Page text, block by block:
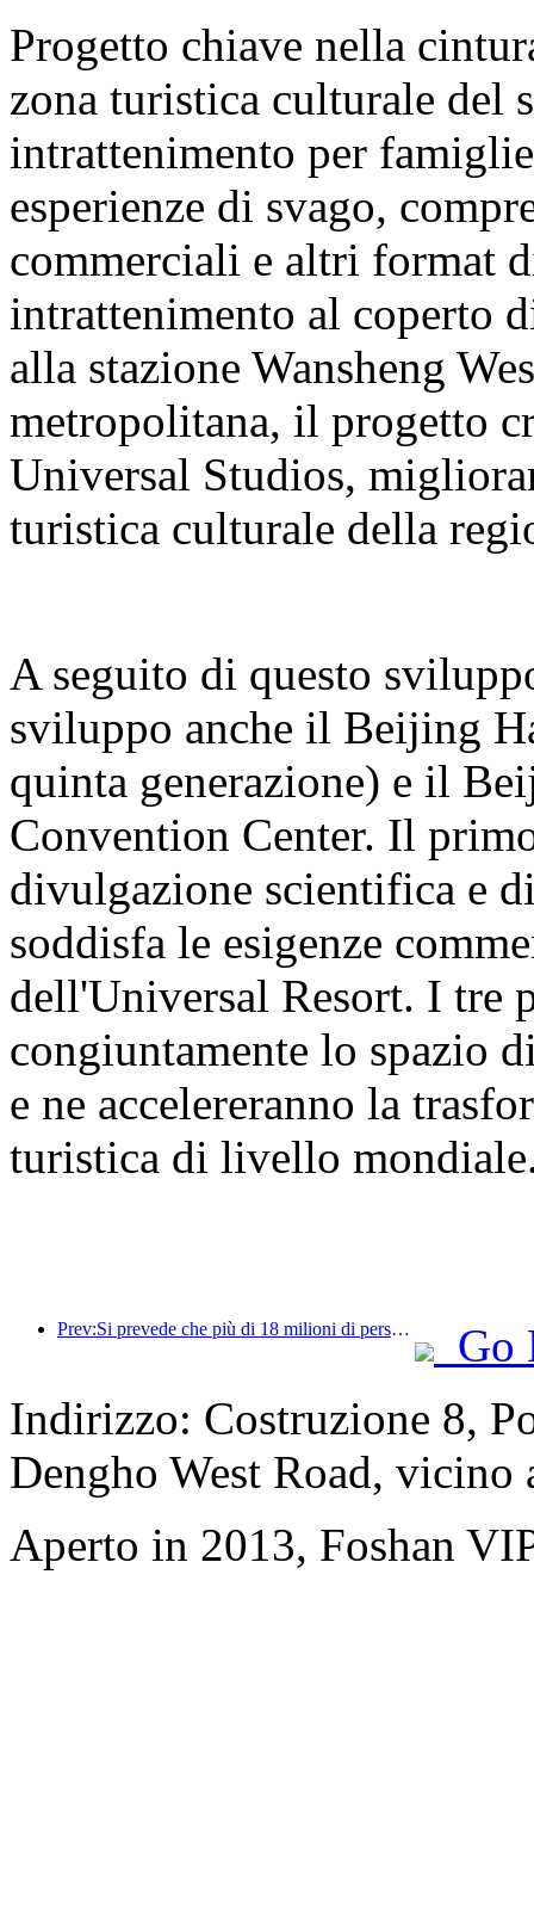
Progetto chiave nella
zona turistica culturale del
intrattenimento per
esperienze di svago,
commerciali e altri format
intrattenimento al coperto
alla stazione Wansheng
metropolitana, il progetto
Universal Studios,
turistica culturale della
A seguito di questo
sviluppo anche il Beijing
quinta generazione) e il
Convention Center. Il
divulgazione scientifica e
soddisfa le esigenze
dell'Universal Resort. I tre
congiuntamente lo spazio
e ne accelereranno la
turistica di livello
Prev:Si prevede che più di 18 milioni di persone entreranno e usciranno dal Paese durante i 9 giorni di festività della Festa di Primavera.
Go
Indirizzo: Costruzione 8,
Dengho West Road, vicino
Aperto in 2013, Foshan